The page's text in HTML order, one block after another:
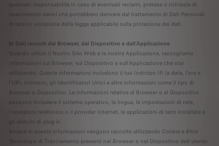
qualsiasi responsabilità in caso di eventuali reclami, pretese o richieste di
risarcimento danni che potrebbero derivare dal trattamento di Dati Personali
di terzi in violazione della legge applicabile sulla protezione dei dati.
b) Dati raccolti dal Browser, dal Dispositivo e dall'Applicazione
Quando utilizzi il Nostro Sito Web e la nostra Applicazione, raccogliamo
informazioni sul Browser, sul Dispositivo e sull'Applicazione che stai
utilizzando. Queste informazioni includono il tuo Indirizzo IP, la data, l'ora e
l'URL richiesto, gli Identificatori Unici e altre informazioni come il tipo di
Browser o Dispositivo. Le informazioni relative al Browser o al Dispositivo
possono includere il sistema operativo, la lingua, le impostazioni di rete,
l'operatore telefonico o il provider Internet, le applicazioni di terzi installate e
gli elenchi di plug-in.
Alcune di queste informazioni vengono raccolte utilizzando Cookie e Altre
Tecnologie di Tracciamento presenti nel Browser o nel Dispositivo dell'utente.